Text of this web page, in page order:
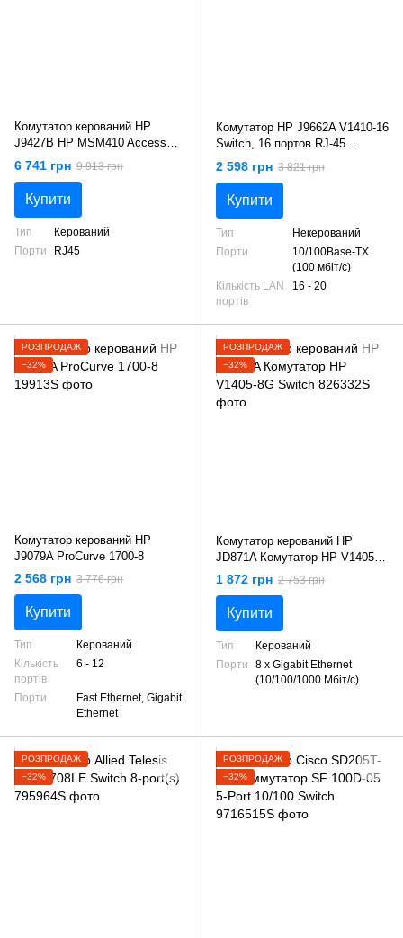
Комутатор керований HP
J9427B HP MSM410 Access
Point (WW)
6 741 грн 9 913 грн
Купити
Тип
Керований
Порти
RJ45
Комутатор HP J9662A V1410-16
Switch, 16 портов RJ-45
10/100Mbps
2 598 грн 3 821 грн
Купити
Тип
Некерований
Порти
10/100Base-TX
(100 мбіт/с)
Кількість LAN
портів
16 - 20
РОЗПРОДАЖ
−32%
Комутатор керований HP
J9079A ProCurve 1700-8
2 568 грн 3 776 грн
Купити
Тип
Керований
Кількість
портів
6 - 12
Порти
Fast Ethernet, Gigabit
Ethernet
РОЗПРОДАЖ
−32%
Комутатор керований HP
JD871A Комутатор HP V1405-
8G Switch
1 872 грн 2 753 грн
Купити
Тип
Керований
Порти
8 x Gigabit Ethernet
(10/100/1000 Мбіт/с)
РОЗПРОДАЖ
−32%
РОЗПРОДАЖ
−32%